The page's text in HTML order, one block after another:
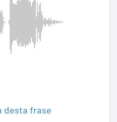
desta frase